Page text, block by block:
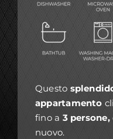
Questo
appartamento
fino a 3 persone,
nuovo.